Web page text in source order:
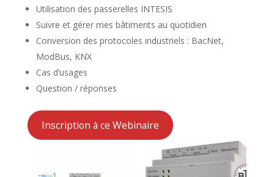
Utilisation des passerelles INTESIS
Suivre et gérer mes bâtiments au quotidien
Conversion des protocoles industriels : BacNet,
ModBus, KNX
Cas d’usages
Question / réponses
Inscription à ce Webinaire